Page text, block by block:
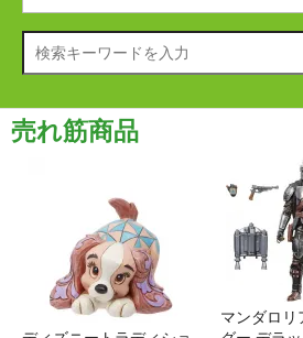
売れ筋商品
マンダロリ